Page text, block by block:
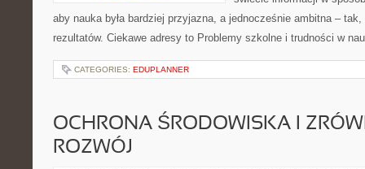
aby nauka była bardziej przyjazna, a jednocześnie ambitna – tak,
rezultatów. Ciekawe adresy to Problemy szkolne i trudności w
CATEGORIES: EDUPLANNER
OCHRONA ŚRODOWISKA I
ROZWÓJ